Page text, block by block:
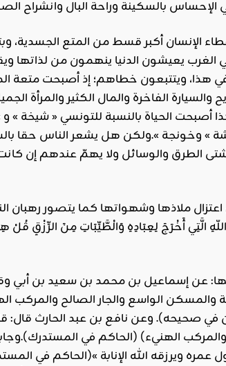
الإنسان أكبر قسط من المتع
يعيشون الدنيا ينهمون من لذاتها
هذا، ويتتبعون خطاهم؛ إذ أصبحت متعة
الفاخرة والمال الكثير والمرأة
أصبحت الحياة بالنسبة للتونسي « شيخة »
» وخونجة ».ولكن هل يشعر الناس حقا
والوسائل ولا يهمّ عندهم إن كانت
إلى اعتزال ملاذها وشهواتها كما يتصور
الَّتِي أَخْرَجَ لِعِبَادِهِ وَالْطَّيِّبَاتِ مِنَ الرِّزْقِ قُلْ
والمسكن الواسع والجار الصالح والمركب
في صحيحه). وعن نافع بن عبد الحارث قال:
والمركب الهنيء) (الحاكم في
ويرزقه الله الإنابة »(الحاكم في